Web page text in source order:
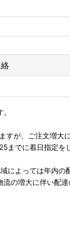
すが、ご注文増大
までに着日指定を
によっては年内の
の増大に伴い配達